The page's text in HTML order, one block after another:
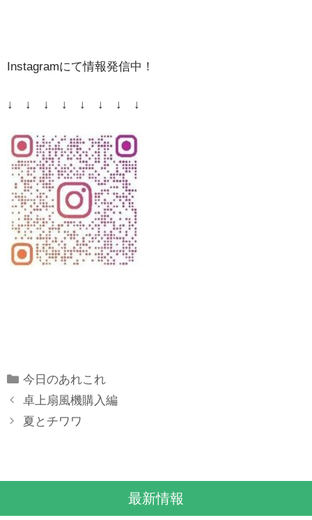
Instagramにて情報発信中！
↓ ↓ ↓ ↓ ↓ ↓ ↓ ↓
Categories
今日のあれこれ
卓上扇風機購入編
夏とチワワ
最新情報